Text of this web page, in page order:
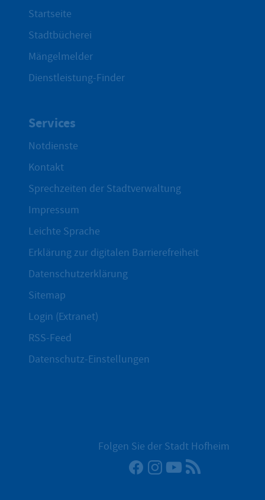
Startseite
Stadtbücherei
Mängelmelder
Dienstleistung-Finder
Services
Notdienste
Kontakt
Sprechzeiten der Stadtverwaltung
Impressum
Leichte Sprache
Erklärung zur digitalen Barrierefreiheit
Datenschutzerklärung
Sitemap
Login (Extranet)
RSS-Feed
Datenschutz-Einstellungen
Folgen Sie der Stadt Hofheim
Facebook
Instagram
YouTube